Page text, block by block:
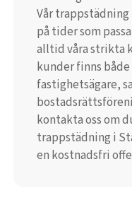
Vår
på tider som
alltid våra strikta
kunder finns både
fastighetsägare,
kontakta oss om
trappstädning i
en kostnadsfri